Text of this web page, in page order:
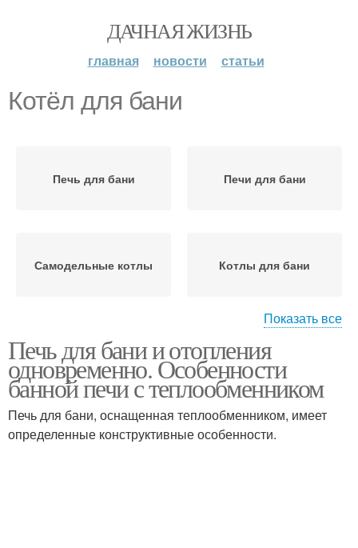
ДАЧНАЯ ЖИЗНЬ
главная новости статьи
Котёл для бани
Печь для бани Печи для бани
Самодельные котлы Котлы для бани
Пушка для бани Бани с банной каменкой
Показать все
Печь для бани и отопления
одновременно. Особенности
банной печи с теплообменником
Печь для бани, оснащенная теплообменником, имеет
определенные конструктивные особенности.